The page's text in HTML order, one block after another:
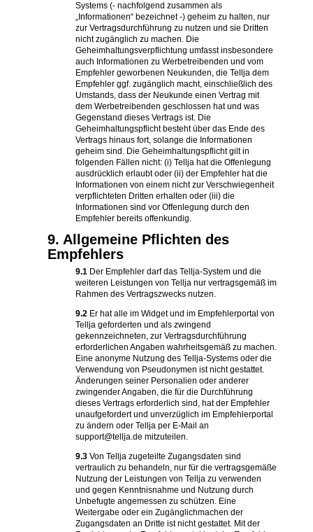
Systems (- nachfolgend zusammen als
„Informationen“ bezeichnet -) geheim zu halten, nur
zur Vertragsdurchführung zu nutzen und sie Dritten
nicht zugänglich zu machen. Die
Geheimhaltungsverpflichtung umfasst insbesondere
auch Informationen zu Werbetreibenden und vom
Empfehler geworbenen Neukunden, die Tellja dem
Empfehler ggf. zugänglich macht, einschließlich des
Umstands, dass der Neukunde einen Vertrag mit
dem Werbetreibenden geschlossen hat und was
Gegenstand dieses Vertrags ist. Die
Geheimhaltungspflicht besteht über das Ende des
Vertrags hinaus fort, solange die Informationen
geheim sind. Die Geheimhaltungspflicht gilt in
folgenden Fällen nicht: (i) Tellja hat die Offenlegung
ausdrücklich erlaubt oder (ii) der Empfehler hat die
Informationen von einem nicht zur Verschwiegenheit
verpflichteten Dritten erhalten oder (iii) die
Informationen sind vor Offenlegung durch den
Empfehler bereits offenkundig.
9. Allgemeine Pflichten des
Empfehlers
9.1 Der Empfehler darf das Tellja-System und die
weiteren Leistungen von Tellja nur vertragsgemäß im
Rahmen des Vertragszwecks nutzen.
9.2 Er hat alle im Widget und im Empfehlerportal von
Tellja geforderten und als zwingend
gekennzeichneten, zur Vertragsdurchführung
erforderlichen Angaben wahrheitsgemäß zu machen.
Eine anonyme Nutzung des Tellja-Systems oder die
Verwendung von Pseudonymen ist nicht gestattet.
Änderungen seiner Personalien oder anderer
zwingender Angaben, die für die Durchführung
dieses Vertrags erforderlich sind, hat der Empfehler
unaufgefordert und unverzüglich im Empfehlerportal
zu ändern oder Tellja per E-Mail an
support@tellja.de mitzuteilen.
9.3 Von Tellja zugeteilte Zugangsdaten sind
vertraulich zu behandeln, nur für die vertragsgemäße
Nutzung der Leistungen von Tellja zu verwenden
und gegen Kenntnisnahme und Nutzung durch
Unbefugte angemessen zu schützen. Eine
Weitergabe oder ein Zugänglichmachen der
Zugangsdaten an Dritte ist nicht gestattet. Mit der